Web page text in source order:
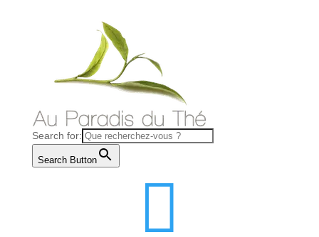
Search for:
Search Button
